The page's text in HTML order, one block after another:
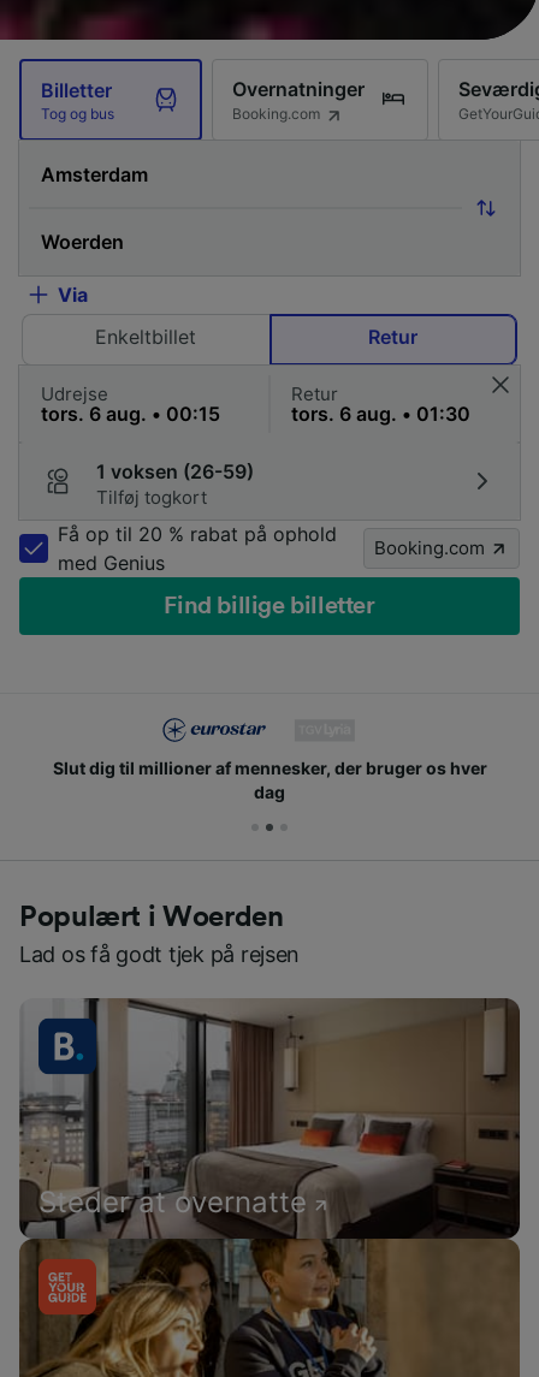
Billetter
Tog og bus
Overnatninger
Booking.com
Via
Enkeltbillet
Retur
Udrejse Retur
1 voksen (26-59)
Tilføj togkort
Få op til 20 % rabat på ophold
med Genius
Booking.com
Find billige billetter
Slut dig til millioner af mennesker, der bruger os hver
dag
Populært i Woerden
Lad os få godt tjek på rejsen
Steder at overnatte